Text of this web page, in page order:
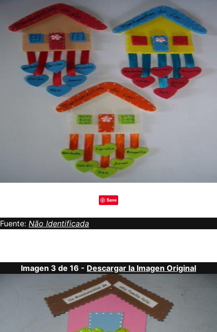
Save
Fuente: Não Identificada
Imagen 3 de 16 - Descargar la Imagen Original